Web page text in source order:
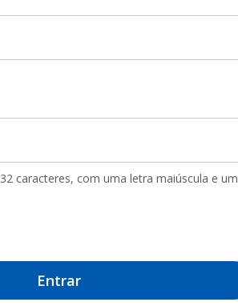
caracteres, com uma letra maiúscula e um
Entrar